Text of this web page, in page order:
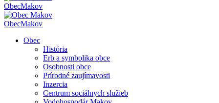
ObecMakov
ObecMakov
Obec
História
Erb a symbolika obce
Osobnosti obce
Prírodné zaujímavosti
Inzercia
Centrum sociálnych služieb